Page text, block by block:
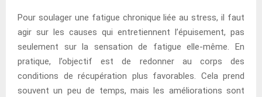
Pour soulager une fatigue chronique liée au stress, il faut
agir sur les causes qui entretiennent l’épuisement, pas
seulement sur la sensation de fatigue elle-même. En
pratique, l’objectif est de redonner au corps des
conditions de récupération plus favorables. Cela prend
souvent un peu de temps, mais les améliorations sont